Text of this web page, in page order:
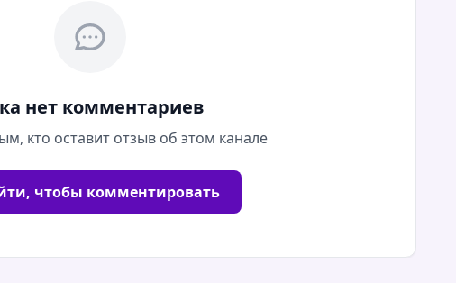
нет комментариев
кто оставит отзыв об этом канале
чтобы комментировать